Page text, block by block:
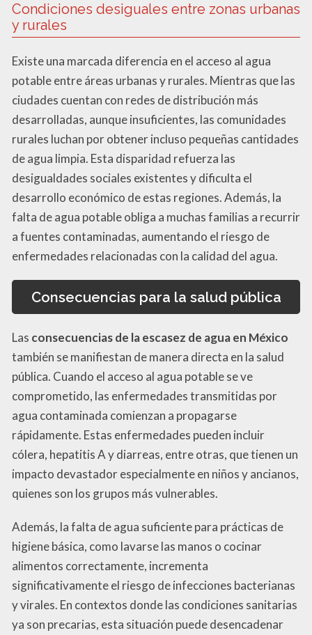
Condiciones desiguales entre zonas urbanas
y rurales
Existe una marcada diferencia en el acceso al agua
potable entre áreas urbanas y rurales. Mientras que las
ciudades cuentan con redes de distribución más
desarrolladas, aunque insuficientes, las comunidades
rurales luchan por obtener incluso pequeñas cantidades
de agua limpia. Esta disparidad refuerza las
desigualdades sociales existentes y dificulta el
desarrollo económico de estas regiones. Además, la
falta de agua potable obliga a muchas familias a recurrir
a fuentes contaminadas, aumentando el riesgo de
enfermedades relacionadas con la calidad del agua.
Consecuencias para la salud pública
Las consecuencias de la escasez de agua en México
también se manifiestan de manera directa en la salud
pública. Cuando el acceso al agua potable se ve
comprometido, las enfermedades transmitidas por
agua contaminada comienzan a propagarse
rápidamente. Estas enfermedades pueden incluir
cólera, hepatitis A y diarreas, entre otras, que tienen un
impacto devastador especialmente en niños y ancianos,
quienes son los grupos más vulnerables.
Además, la falta de agua suficiente para prácticas de
higiene básica, como lavarse las manos o cocinar
alimentos correctamente, incrementa
significativamente el riesgo de infecciones bacterianas
y virales. En contextos donde las condiciones sanitarias
ya son precarias, esta situación puede desencadenar